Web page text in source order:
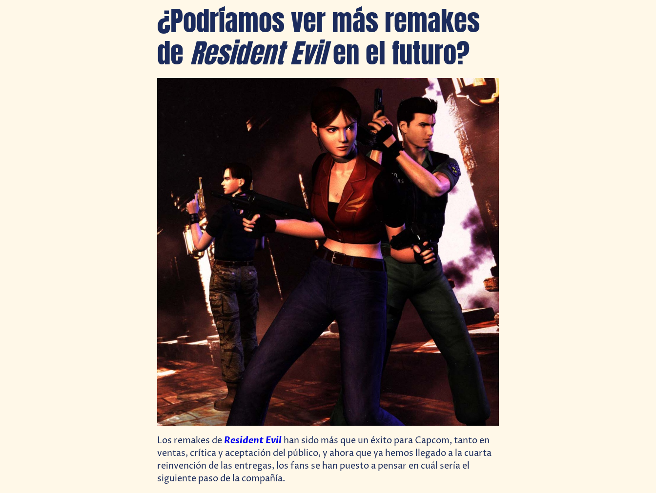
¿Podríamos ver más remakes
deResident Evilen el futuro?
Los remakes de Resident Evil han sido más que un éxito para Capcom, tanto en
ventas, crítica y aceptación del público, y ahora que ya hemos llegado a la cuarta
reinvención de las entregas, los fans se han puesto a pensar en cuál sería el
siguiente paso de la compañía.